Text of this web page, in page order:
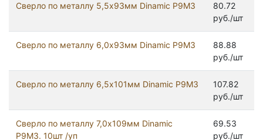
Сверло по металлу 5,5х93мм Dinamic Р9М3
80.72
руб./шт
Сверло по металлу 6,0х93мм Dinamic Р9М3
88.88
руб./шт
Сверло по металлу 6,5х101мм Dinamic Р9М3
107.82
руб./шт
Сверло по металлу 7,0х109мм Dinamic
Р9М3. 10шт /уп
69.53
руб./шт